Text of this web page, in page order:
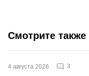
Смотрите также
4 августа 2026 3